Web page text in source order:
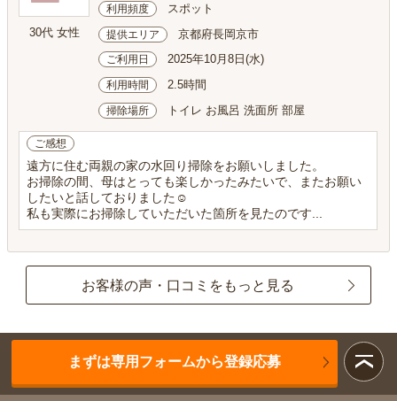
30代 女性
利用頻度 スポット
提供エリア 京都府長岡京市
ご利用日 2025年10月8日(水)
利用時間 2.5時間
掃除場所 トイレ お風呂 洗面所 部屋
ご感想
遠方に住む両親の家の水回り掃除をお願いしました。
お掃除の間、母はとっても楽しかったみたいで、またお願い
したいと話しておりました☺️
私も実際にお掃除していただいた箇所を見たのです...
お客様の声・口コミをもっと見る
まずは専用フォームから登録応募